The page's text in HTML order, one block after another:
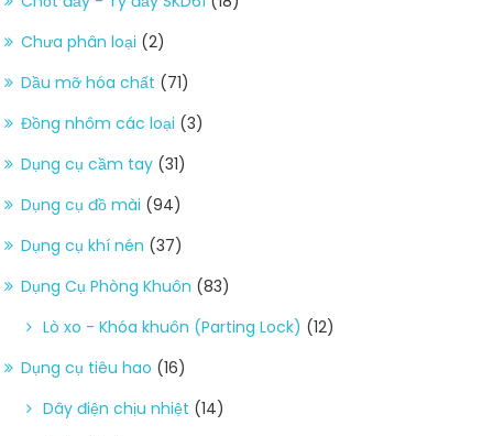
Chưa phân loại (2)
Dầu mỡ hóa chất (71)
Đồng nhôm các loại (3)
Dụng cụ cầm tay (31)
Dụng cụ đồ mài (94)
Dụng cụ khí nén (37)
Dụng Cụ Phòng Khuôn (83)
Lò xo - Khóa khuôn (Parting Lock) (12)
Dụng cụ tiêu hao (16)
Dây điện chịu nhiệt (14)